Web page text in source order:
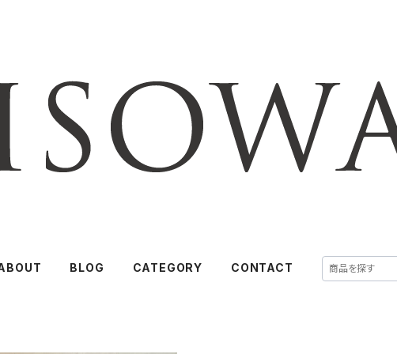
BLOG CATEGORY CONTACT